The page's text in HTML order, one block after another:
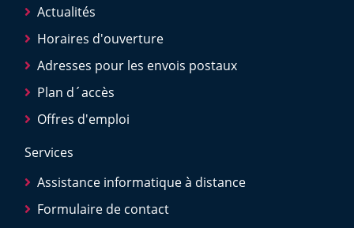
Actualités
Horaires d'ouverture
Adresses pour les envois postaux
Plan d´accès
Offres d'emploi
Services
Assistance informatique à distance
Formulaire de contact